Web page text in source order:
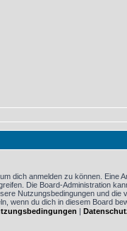
dich anmelden zu können. Eine
Die Board-Administration
Nutzungsbedingungen und die
wenn du dich in diesem Board
|